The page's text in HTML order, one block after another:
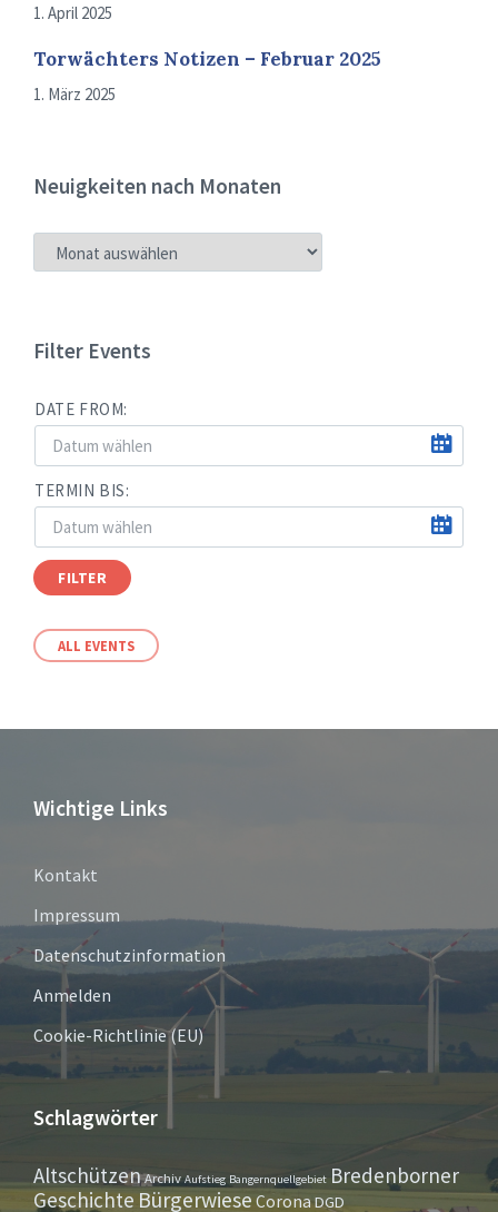
1. April 2025
Torwächters Notizen – Februar 2025
1. März 2025
Neuigkeiten nach Monaten
NEUIGKEITEN
NACH
Filter Events
DATE FROM:
TERMIN BIS:
FILTER
ALL EVENTS
Wichtige Links
Kontakt
Impressum
Datenschutzinformation
Anmelden
Cookie-Richtlinie (EU)
Schlagwörter
AltschützenArchiv Aufstieg Bangernquellgebiet Bredenborner
Geschichte Bürgerwiese CoronaDGD